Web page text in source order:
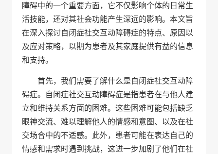
障碍中的一个重要方面，它不仅影响个体的日常生
活技能，还对其社会功能产生深远的影响。本文旨
在深入探讨自闭症社交互动障碍症的特点、原因以
及应对策略，以期为患者及其家庭提供有益的信息
和支持。
首先，我们需要了解什么是自闭症社交互动障
碍症。自闭症社交互动障碍症是指患者在与他人建
立和维持关系方面的困难。这些困难可能包括缺乏
眼神交流、难以理解他人的情感和意图、以及在社
交场合中的不适感。此外，患者可能在表达自己的
情感和需求时遇到挑战，这进一步加剧了他们在社